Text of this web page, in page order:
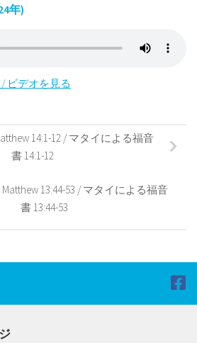
年)
/ ビデオを見る
14:1-12 / マタイによる福音
書 14:1-12
Matthew 13:44-53 / マタイによる福音
書 13:44-53